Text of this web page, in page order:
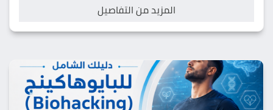
المزيد من التفاصيل